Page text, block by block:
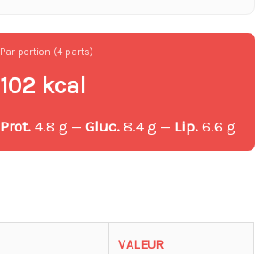
Par portion (4 parts)
102 kcal
Prot. 4.8 g —Gluc. 8.4 g — Lip. 6.6 g
VALEUR